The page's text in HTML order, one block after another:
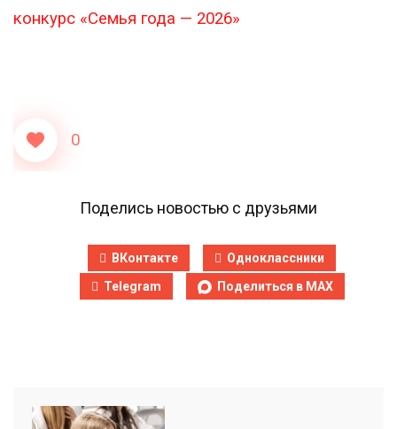
конкурс «Семья года — 2026»
0
Поделись новостью с друзьями
ВКонтакте
Одноклассники
Telegram
Поделиться в MAX